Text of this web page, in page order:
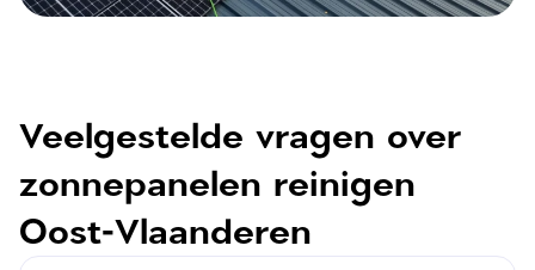
Veelgestelde vragen over
zonnepanelen reinigen
Oost-Vlaanderen